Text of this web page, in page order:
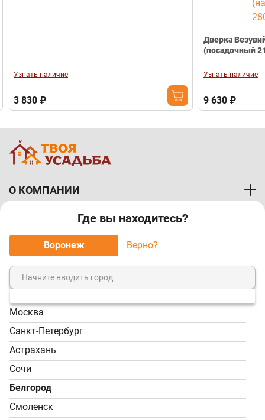
Где вы находитесь?
Воронеж Верно?
Москва
Санкт-Петербург
Астрахань
Сочи
Белгород
Смоленск
Узнать наличие
3 830 ₽
Дверка
(посадочный
Узнать наличие
9 630 ₽
О КОМПАНИИ
ПОКУПАТЕЛЯМ
МЫ ПРИНИМАЕМ К ОПЛАТЕ:
8 (800) 7-000-828
Звонок бесплатный!
Пн-Пт, 9:00-18:00; Сб -
Вс, 9:00-17:00
info@tvoy-usadba.ru